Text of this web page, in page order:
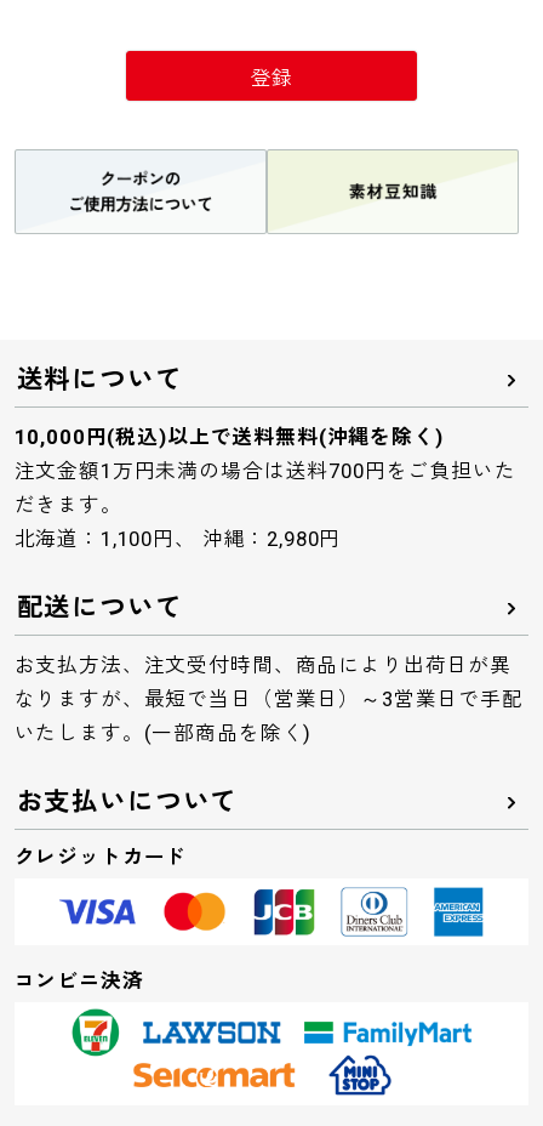
登録
送料について
10,000円(税込)以上で送料無料(沖縄を除く)
注文金額1万円未満の場合は送料700円をご負担いた
だきます。
北海道：1,100円、 沖縄：2,980円
配送について
お支払方法、注文受付時間、商品により出荷日が異
なりますが、最短で当日（営業日）～3営業日で手配
いたします。(一部商品を除く)
お支払いについて
クレジットカード
コンビニ決済